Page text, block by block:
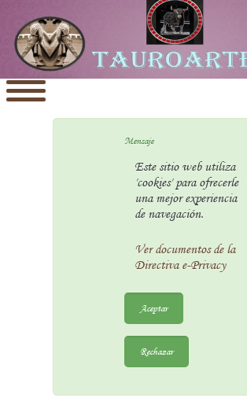
Mensaje
Este sitio web utiliza
'cookies' para ofrecerle
una mejor experiencia
de navegación.
Ver documentos de la
Directiva e-Privacy
Aceptar
Rechazar